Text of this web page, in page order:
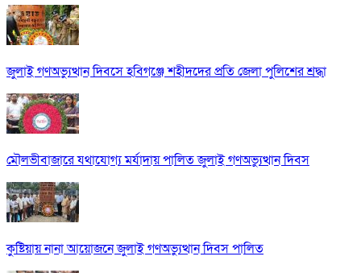
জুলাই গণঅভ্যুত্থান দিবসে হবিগঞ্জে শহীদদের প্রতি জেলা পুলিশের শ্রদ্ধা
মৌলভীবাজারে যথাযোগ্য মর্যাদায় পালিত জুলাই গণঅভ্যুত্থান দিবস
কুষ্টিয়ায় নানা আয়োজনে জুলাই গণঅভ্যুত্থান দিবস পালিত